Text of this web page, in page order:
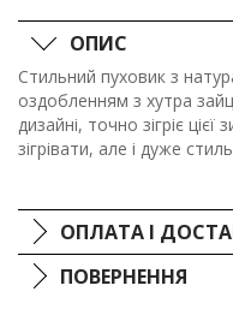
ОПИС
Стильний пуховик з
оздобленням з хутра
дизайні, точно зігріє
зігрівати, але і дуже
ОПЛАТА І
ПОВЕРНЕННЯ